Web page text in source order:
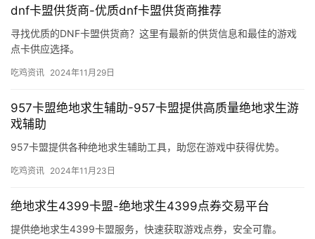
dnf卡盟供货商-优质dnf卡盟供货商推荐
寻找优质的DNF卡盟供货商？这里有最新的供货信息和最佳的游戏
点卡供应选择。
吃鸡资讯 2024年11月29日
957卡盟绝地求生辅助-957卡盟提供高质量绝地求生游
戏辅助
957卡盟提供各种绝地求生辅助工具，助您在游戏中获得优势。
吃鸡资讯 2024年11月23日
绝地求生4399卡盟-绝地求生4399点券交易平台
提供绝地求生4399卡盟服务，快速获取游戏点券，安全可靠。